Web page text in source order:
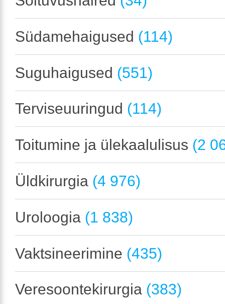
Südamehaigused (114)
Suguhaigused (551)
Terviseuuringud (114)
Toitumine ja ülekaalulisus (2
Üldkirurgia (4 976)
Uroloogia (1 838)
Vaktsineerimine (435)
Veresoontekirurgia (383)